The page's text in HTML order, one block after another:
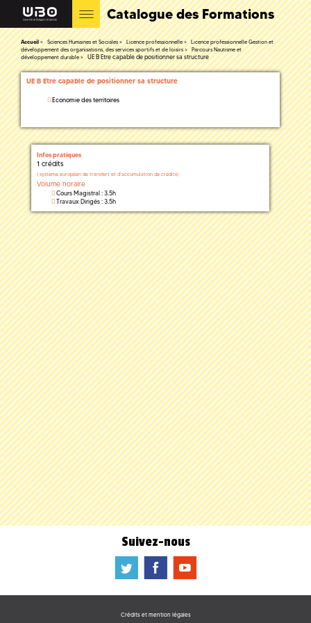
Catalogue des Formations
Accueil Sciences Humaines et Sociales Licence professionnelle
Licence professionnelle Gestion et
développement des organisations, des services sportifs et de loisirs
Parcours Nautisme et
développement durable
UE B Etre capable de positionner sa structure
UE B Etre capable de positionner sa structure
Economie des territoires
Infos pratiques
1 crédits
( système européen de transfert et d'accumulation de crédits)
Volume horaire
Cours Magistral : 3.5h
Travaux Dirigés : 3.5h
Suivez-nous
a b f
Crédits et mention légales